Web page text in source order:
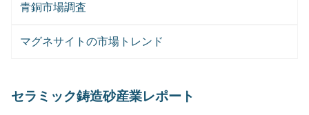
青銅市場調査
マグネサイトの市場トレンド
セラミック鋳造砂産業レポート